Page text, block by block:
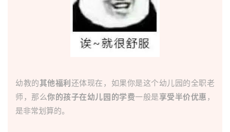
幼教的其他福利还体现在，如果你是这个幼儿园的全职老
师，那么你的孩子在幼儿园的学费一般是享受半价优惠 ，
是非常划算的。